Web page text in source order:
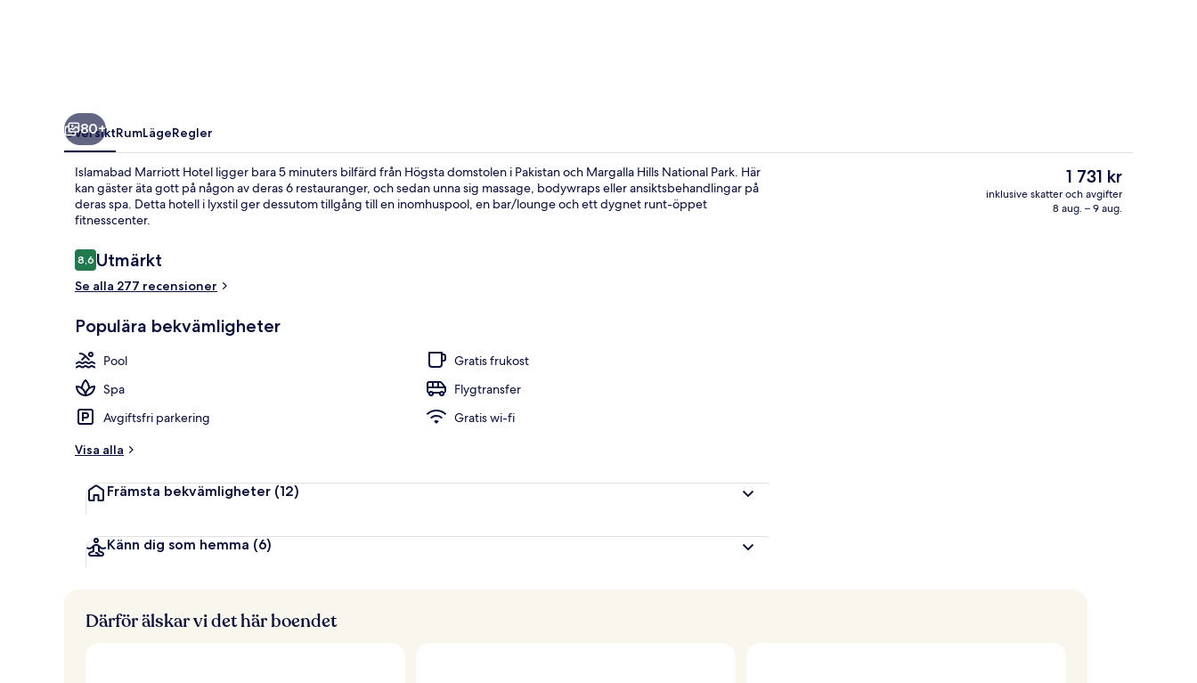
Boendets fasad
80+
ÖversiktRumLägeRegler
Islamabad Marriott Hotel ligger bara 5 minuters bilfärd från Högsta domstolen i Pakistan och Margalla Hills National Park. Här
kan gäster äta gott på någon av deras 6 restauranger, och sedan unna sig massage, bodywraps eller ansiktsbehandlingar på
deras spa. Detta hotell i lyxstil ger dessutom tillgång till en inomhuspool, en bar/lounge och ett dygnet runt-öppet
fitnesscenter.
Recensioner
8,68,6 av 10,
Utmärkt
Se alla 277 recensioner
Populära bekvämligheter
Pool
Gratis frukost
Spa
Flygtransfer
Avgiftsfri parkering
Gratis wi-fi
Visa alla
Främsta bekvämligheter (12)
Känn dig som hemma (6)
Det
nuvarande
priset
1 731 kr
inklusive skatter och avgifter
8 aug. – 9 aug.
Därför älskar vi det här boendet